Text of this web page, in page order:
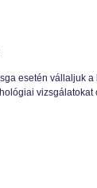
esetén vállaljuk